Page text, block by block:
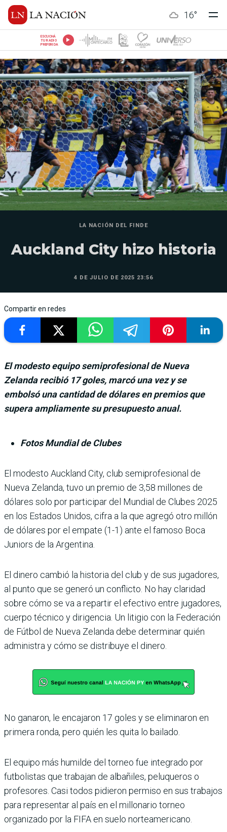
16°
ESCUCHÁ
TU RADIO
PREFERIDA
LA NACIÓN DEL FINDE
Auckland City hizo historia
4 DE JULIO DE 2025 23:56
Compartir en redes
El modesto equipo semiprofesional de Nueva
Zelanda recibió 17 goles, marcó una vez y se
embolsó una cantidad de dólares en premios que
supera ampliamente su presupuesto anual.
Fotos Mundial de Clubes
El modesto Auckland City, club semiprofesional de
Nueva Zelanda, tuvo un premio de 3,58 millones de
dólares solo por participar del Mundial de Clubes 2025
en los Estados Unidos, cifra a la que agregó otro millón
de dólares por el empate (1-1) ante el famoso Boca
Juniors de la Argentina.
El dinero cambió la historia del club y de sus jugadores,
al punto que se generó un conflicto. No hay claridad
sobre cómo se va a repartir el efectivo entre jugadores,
cuerpo técnico y dirigencia. Un litigio con la Federación
de Fútbol de Nueva Zelanda debe determinar quién
administra y cómo se distribuye el dinero.
No ganaron, le encajaron 17 goles y se eliminaron en
primera ronda, pero quién les quita lo bailado.
El equipo más humilde del torneo fue integrado por
futbolistas que trabajan de albañiles, peluqueros o
profesores. Casi todos pidieron permiso en sus trabajos
para representar al país en el millonario torneo
organizado por la FIFA en suelo norteamericano.